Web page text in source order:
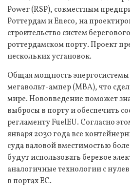
Power (RSP), совместным
Роттердам и Eneco, на
строительство систем
роттердамском порту. Проект
нескольких установок.
Общая мощность
мегавольт-ампер (МВА), что
мире. Нововведение поможет
выбросы в порту и обеспечить
регламенту FuelEU. Согласно
января 2030 года все
суда валовой вместимостью
будут использовать беревое
аналогичные технологии с
в портах ЕС.